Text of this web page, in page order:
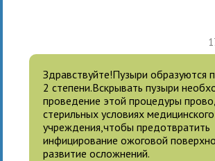
Здравствуйте!Пузыри образуются
2 степени.Вскрывать пузыри
проведение этой процедуры
стерильных условиях медицинского
учреждения,чтобы предотвратить
инфицирование ожоговой
развитие осложнений.